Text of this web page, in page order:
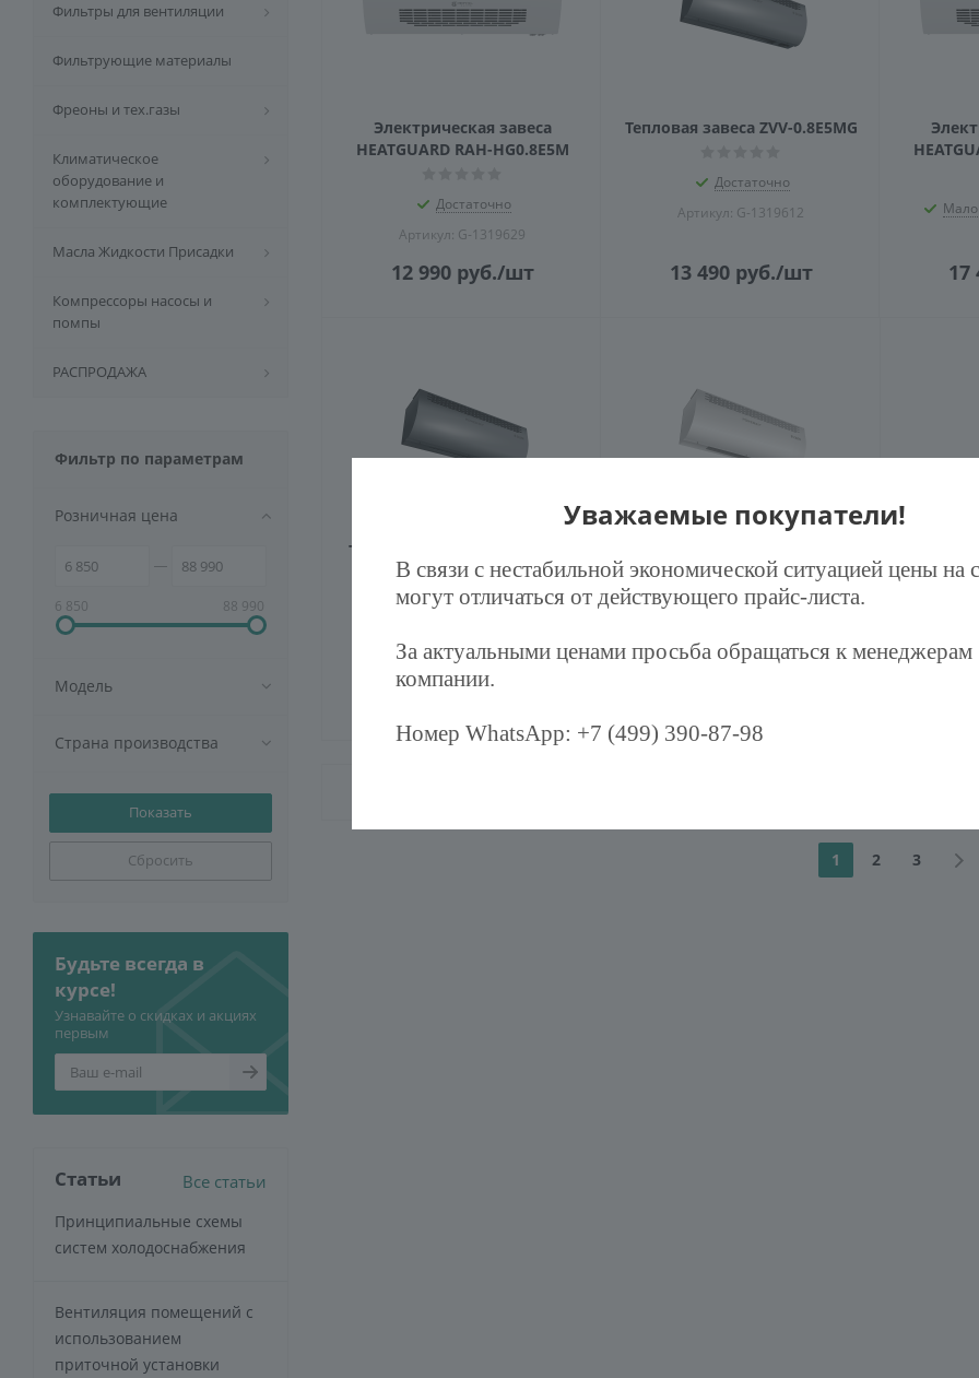
Электрическая завеса
HEATGUARD RAH-HG0.8E5M
Достаточно
Артикул: G-1319629
12 990руб./шт
Тепловая завеса ZVV-0.8E5MG
Достаточно
Артикул: G-1319612
13 490руб./шт
Мало
17
Тепловая завеса ZVV-1.0E6SG
Мало Артикул: G-1319613
19 250руб.
Привратник ZVV-1.5E9S
Артикул: G-1319637
1 2 3
Фильтры для вентиляции
Фильтрующие материалы
Фреоны и тех.газы
Климатическое
оборудование и
комплектующие
Масла Жидкости Присадки
Компрессоры насосы и
помпы
РАСПРОДАЖА
Фильтр по параметрам
Розничная цена
6 850 88 990
Модель
Страна производства
Сбросить
Будьте всегда в
курсе!
Узнавайте о скидках и акциях
первым
Статьи Все статьи
Принципиальные схемы
систем холодоснабжения
Вентиляция помещений с
использованием
приточной установки
Уважаемые покупатели!
В связи с нестабильной экономической ситуацией цены на
могут отличаться от действующего прайс-листа.
За актуальными ценами просьба обращаться к менеджерам
компании.
Номер WhatsApp: +7 (499) 390-87-98